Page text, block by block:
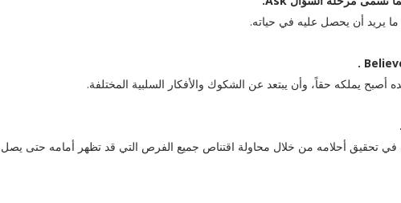
يريد أن يحصل عليه في حياته.
يملكه حقاً، وأن يبتعد عن الشكوك والأفكار السلبية المختلفة.
تحقيق أحلامه من خلال محاولة اقتناص جميع الفرص التي قد تظهر أمامه حتى يصل